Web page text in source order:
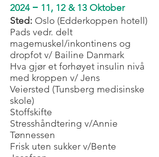
2024 – 11, 12 & 13 Oktober
Sted: Oslo (Edderkoppen hotell)
​Pads vedr. delt
magemuskel/inkontinens og
dropfot v/ Bailine Danmark
Hva gjør et forhøyet insulin nivå
med kroppen v/ Jens
Veiersted (Tunsberg medisinske
skole)
Stoffskifte
Stresshåndtering v/Annie
Tønnessen
Frisk uten sukker v/Bente